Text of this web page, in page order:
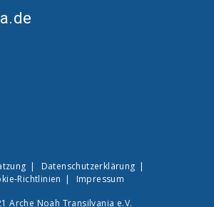
Datenschutzerklärung
Richtlinien
Impressum
Arche Noah Transilvania e.V.